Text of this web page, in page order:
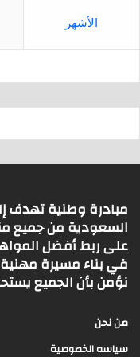
الأشهر
مبادرة وطنية تهدف
السعودية من جميع
على ربط أفضل
في بناء مسيرة
نؤمن بأن الجميع
من نحن
سياسه الخصوصية